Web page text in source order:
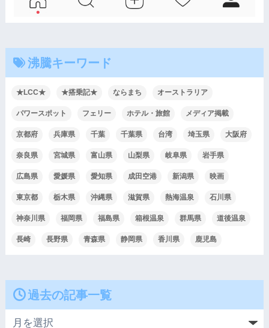
沸騰キーワード
★LCC★ ★搭乗記★ ならまち オーストラリア
パワースポット フェリー ホテル・旅館 メディア掲載
京都府 兵庫県 千葉 千葉県 台湾 埼玉県 大阪府
奈良県 宮城県 富山県 山梨県 岐阜県 岩手県
広島県 愛媛県 愛知県 成田空港 新潟県 映画
東京都 栃木県 沖縄県 滋賀県 熱海温泉 石川県
神奈川県 福岡県 福島県 箱根温泉 群馬県 道後温泉
長崎 長野県 青森県 静岡県 香川県 鹿児島
過去の記事一覧